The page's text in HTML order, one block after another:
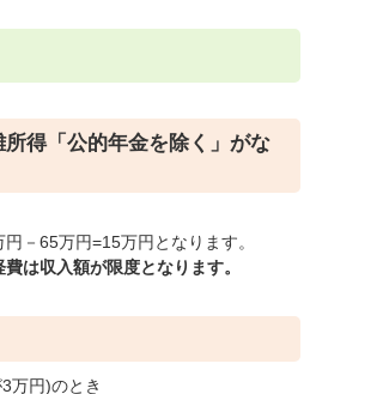
得「公的年金を除く」がな
－65万円=15万円となります。
は収入額が限度となります。
万円)のとき